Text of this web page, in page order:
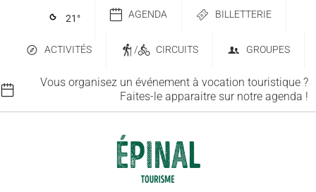
21 ° AGENDA BILLETTERIE
ACTIVITÉS / CIRCUITS GROUPES
Vous organisez un événement à vocation touristique ?
Faites-le apparaitre sur notre agenda !